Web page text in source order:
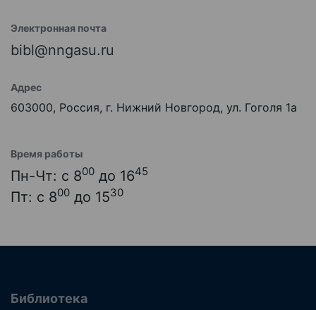
Электронная почта
bibl@nngasu.ru
Адрес
603000, Россия, г. Нижний Новгород, ул. Гоголя 1а
Время работы
Пн-Чт: с 800 до 1645
Пт: с 800 до 1530
Библиотека